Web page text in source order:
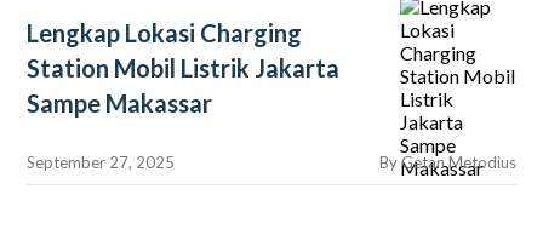
Lengkap Lokasi Charging
Station Mobil Listrik Jakarta
Sampe Makassar
September 27, 2025 ByGetan Metodius